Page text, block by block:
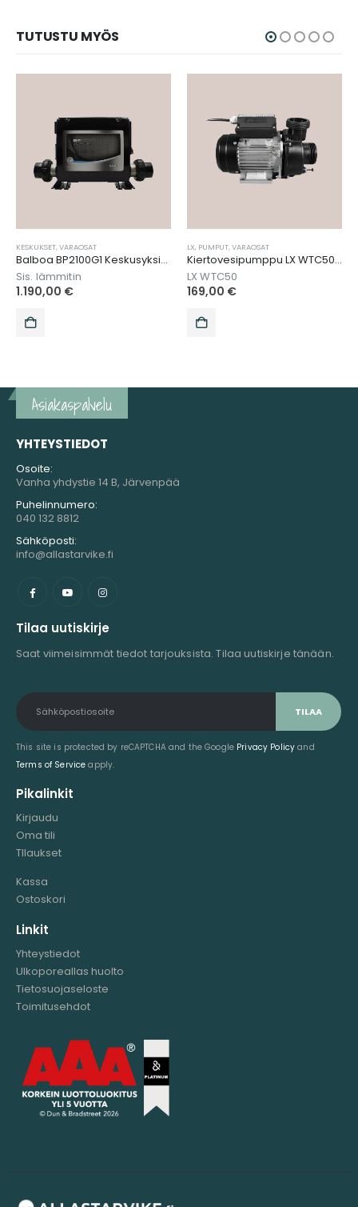
TUTUSTU MYÖS
Balboa BP2100G1 Keskusyksikkö
LX,PUMPUT,VARAOSAT
Kiertovesipumppu LX WTC50M
LX WTC50
169,00
NISKATYYNYT,VARAOSAT
Passion Spa niskatyyny lyhyt
49,00
Asiakaspalvelu
YHTEYSTIEDOT
Osoite:
Vanha yhdystie 14 B, Järvenpää
Puhelinnumero:
040 132 8812
Sähköposti:
info@allastarvike.fi
Tilaa uutiskirje
Saat viimeisimmät tiedot tarjouksista. Tilaa uutiskirje tänään.
This site is protected by reCAPTCHA and the Google Privacy Policy and
Terms of Service apply.
Pikalinkit
Kirjaudu
Oma tili
TIlaukset
Kassa
Ostoskori
Linkit
Yhteystiedot
Ulkoporeallas huolto
Tietosuojaseloste
Toimitusehdot